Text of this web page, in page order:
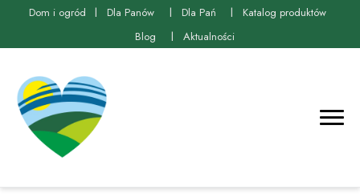
Dom i ogród Dla Panów Dla Pań
Katalog produktów
Blog
Aktualności